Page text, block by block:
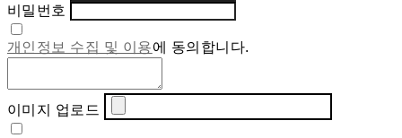
비밀번호
개인정보 수집 및 이용에 동의합니다.
이미지 업로드